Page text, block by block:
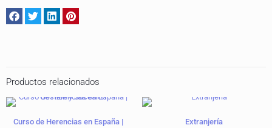
Productos relacionados
Curso de Herencias en España |
Extranjería